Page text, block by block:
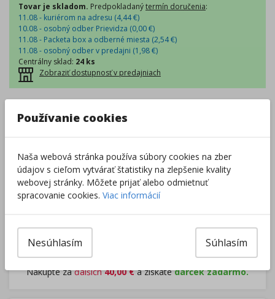
Tovar je skladom. Predpokladanýtermín doručenia:
11.08 - kuriérom na adresu (4,44€)
10.08 - osobný odber Prievidza (0,00€)
11.08 - Packeta box a odberné miesta (2,54€)
11.08 - osobný odber v predajni (1,98€)
Centrálny sklad: 24 ks
Zobraziť dostupnosť v predajniach
– +
Do košíka
Pri nákupe zaďalších
Rozdávame darčeky
na podporu vzdelávania.
Nakúpte za ďalších 40,00€ a získate darček zadarmo.
Používanie cookies
Naša webová stránka používa súbory cookies na zber
údajov s cieľom vytvárať štatistiky na zlepšenie kvality
webovej stránky. Môžete prijať alebo odmietnuť
spracovanie cookies. Viac informácií
Súhlasím
Nesúhlasím